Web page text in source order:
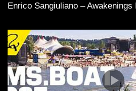
Enrico Sangiuliano –